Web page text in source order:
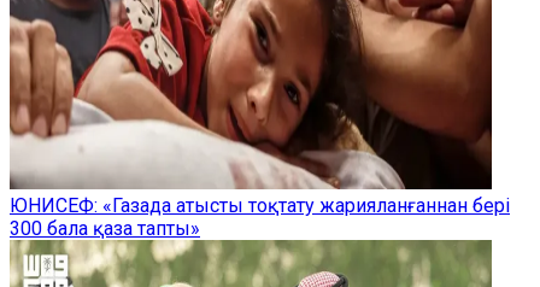
ЮНИСЕФ: «Газада атысты тоқтату жарияланғаннан бері
300 бала қаза тапты»